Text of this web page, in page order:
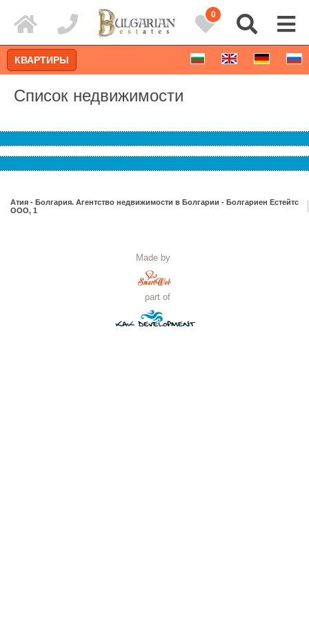
0
Расширенный поиск
КВАРТИРЫ
Список недвижимости
Атия - Болгария. Агентство недвижимости в Болгарии - Болгариен Естейтс
ООО, 1
Made by
part of